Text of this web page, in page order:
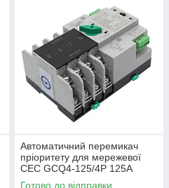
Автоматичний перемикач
пріоритету для мережевої
СЕС GCQ4-125/4Р 125A
Готово до відправки